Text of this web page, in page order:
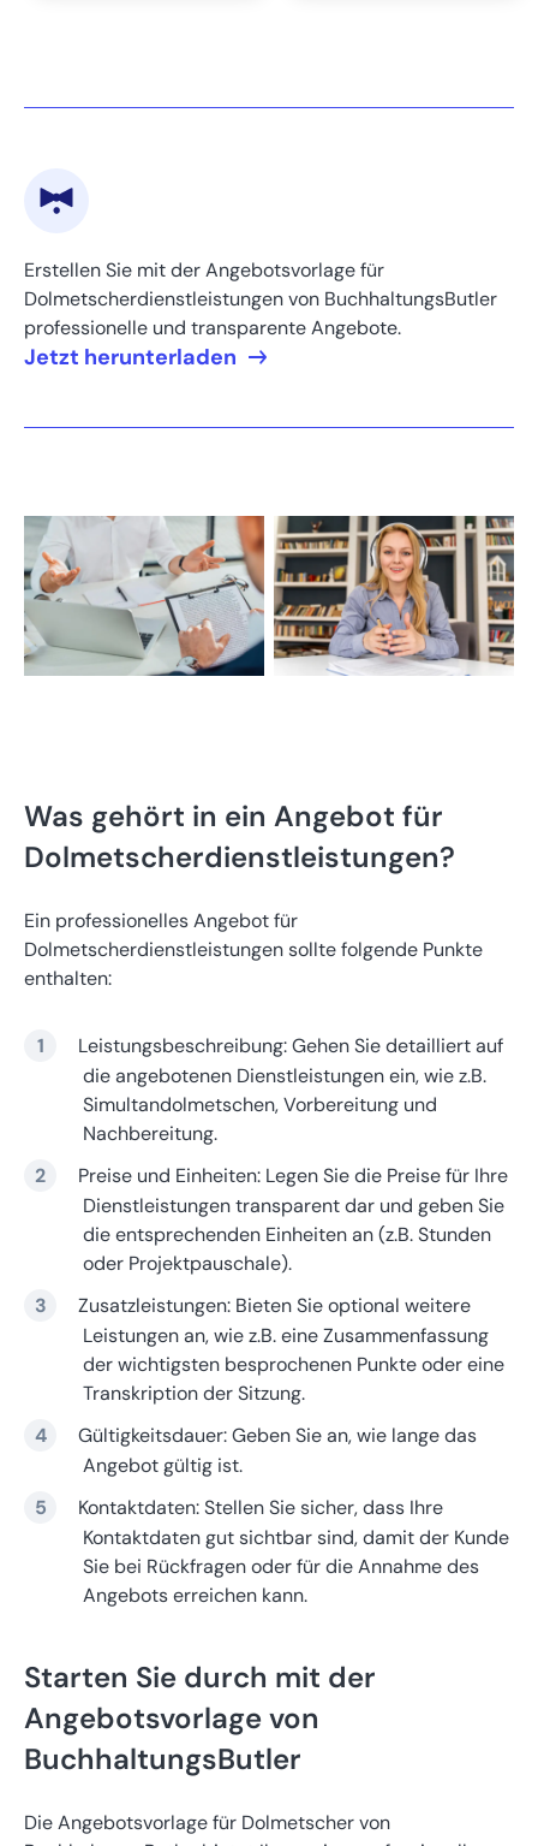
Erstellen Sie mit der Angebotsvorlage für
Dolmetscherdienstleistungen von BuchhaltungsButler
professionelle und transparente Angebote.
Jetzt herunterladen
Was gehört in ein Angebot für
Dolmetscherdienstleistungen?
Ein professionelles Angebot für
Dolmetscherdienstleistungen sollte folgende Punkte
enthalten:
Leistungsbeschreibung: Gehen Sie detailliert auf
die angebotenen Dienstleistungen ein, wie z.B.
Simultandolmetschen, Vorbereitung und
Nachbereitung.
Preise und Einheiten: Legen Sie die Preise für Ihre
Dienstleistungen transparent dar und geben Sie
die entsprechenden Einheiten an (z.B. Stunden
oder Projektpauschale).
Zusatzleistungen: Bieten Sie optional weitere
Leistungen an, wie z.B. eine Zusammenfassung
der wichtigsten besprochenen Punkte oder eine
Transkription der Sitzung.
Gültigkeitsdauer: Geben Sie an, wie lange das
Angebot gültig ist.
Kontaktdaten: Stellen Sie sicher, dass Ihre
Kontaktdaten gut sichtbar sind, damit der Kunde
Sie bei Rückfragen oder für die Annahme des
Angebots erreichen kann.
Starten Sie durch mit der
Angebotsvorlage von
BuchhaltungsButler
Die Angebotsvorlage für Dolmetscher von